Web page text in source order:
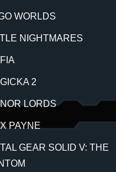
WORLDS
NIGHTMARES
2
LORDS
PAYNE
GEAR SOLID V: THE